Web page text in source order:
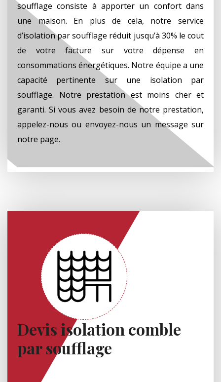
soufflage consiste à apporter un confort dans
une maison. En plus de cela, notre service
d’isolation par soufflage réduit jusqu’à 30% le cout
de votre facture sur votre dépense en
consommations énergétiques. Notre équipe a une
capacité pertinente sur une isolation par
soufflage. Notre prestation est moins cher et
garanti. Si vous avez besoin de notre prestation,
appelez-nous ou envoyez-nous un message sur
notre page.
Devis isolation comble
par soufflage